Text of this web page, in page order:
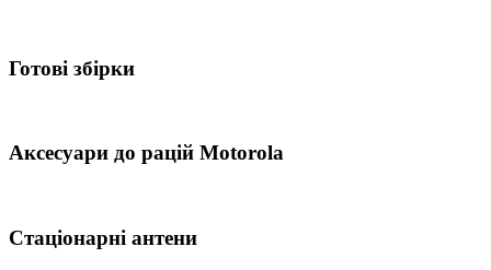
Готові збірки
Аксесуари до рацій Motorola
Стаціонарні антени